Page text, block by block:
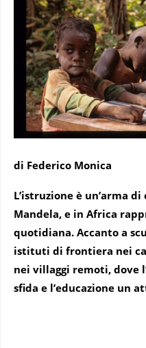
di Federico Monica
L’istruzione è un’arma
Mandela, e in Africa
quotidiana. Accanto a
istituti di frontiera nei
nei villaggi remoti, dove
sfida e l’educazione un